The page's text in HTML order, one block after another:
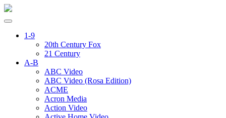
1-9
20th Century Fox
21 Century
A-B
ABC Video
ABC Video (Rosa Edition)
ACME
Acron Media
Action Video